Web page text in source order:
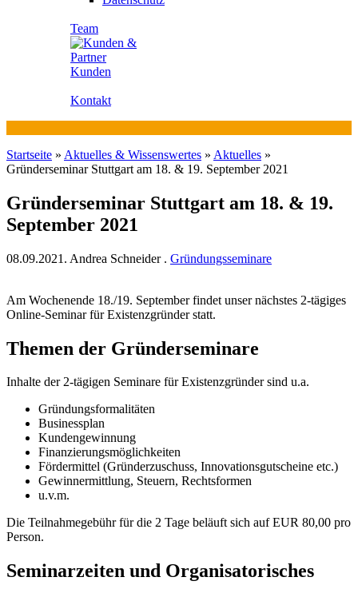
Team
Kunden
Kontakt
Startseite » Aktuelles & Wissenswertes » Aktuelles »
Gründerseminar Stuttgart am 18. & 19. September 2021
Gründerseminar Stuttgart am 18. & 19.
September 2021
08.09.2021. Andrea Schneider. Gründungsseminare
Am Wochenende 18./19. September findet unser nächstes 2-tägiges
Online-Seminar für Existenzgründer statt.
Themen der Gründerseminare
Inhalte der 2-tägigen Seminare für Existenzgründer sind u.a.
Gründungsformalitäten
Businessplan
Kundengewinnung
Finanzierungsmöglichkeiten
Fördermittel (Gründerzuschuss, Innovationsgutscheine etc.)
Gewinnermittlung, Steuern, Rechtsformen
u.v.m.
Die Teilnahmegebühr für die 2 Tage beläuft sich auf EUR 80,00 pro
Person.
Seminarzeiten und Organisatorisches